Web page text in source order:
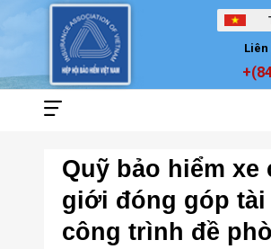
Liên
Quỹ bảo hiểm xe
giới đóng góp
công trình đề